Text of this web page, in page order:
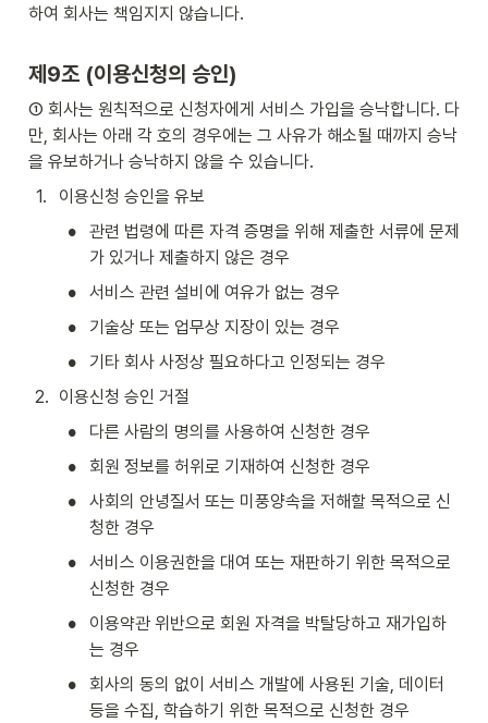
하여 회사는 책임지지 않습니다.
제9조 (이용신청의 승인)
① 회사는 원칙적으로 신청자에게 서비스 가입을 승낙합니다. 다
만, 회사는 아래 각 호의 경우에는 그 사유가 해소될 때까지 승낙
을 유보하거나 승낙하지 않을 수 있습니다.
1. 이용신청 승인을 유보
•
관련 법령에 따른 자격 증명을 위해 제출한 서류에 문제
가 있거나 제출하지 않은 경우
• 서비스 관련 설비에 여유가 없는 경우
• 기술상 또는 업무상 지장이 있는 경우
•
기타 회사 사정상 필요하다고 인정되는 경우
2. 이용신청 승인 거절
• 다른 사람의 명의를 사용하여 신청한 경우
• 회원 정보를 허위로 기재하여 신청한 경우
•
사회의 안녕질서 또는 미풍양속을 저해할 목적으로 신
청한 경우
•
서비스 이용권한을 대여 또는 재판하기 위한 목적으로
신청한 경우
•
이용약관 위반으로 회원 자격을 박탈당하고 재가입하
는 경우
•
회사의 동의 없이 서비스 개발에 사용된 기술, 데이터
등을 수집, 학습하기 위한 목적으로 신청한 경우